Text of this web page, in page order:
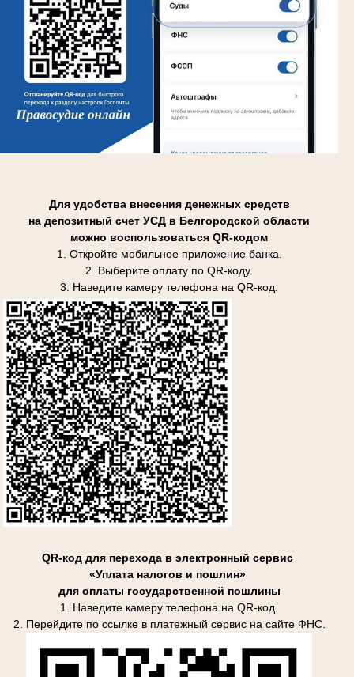
Для удобства внесения денежных средств
на депозитный счет УСД в Белгородской области
можно воспользоваться QR-кодом
1. Откройте мобильное приложение банка.
2. Выберите оплату по QR-коду.
3. Наведите камеру телефона на QR-код.
QR-код для перехода в электронный сервис
«Уплата налогов и пошлин»
для оплаты государственной пошлины
1. Наведите камеру телефона на QR-код.
2. Перейдите по ссылке в платежный сервис на сайте ФНС.